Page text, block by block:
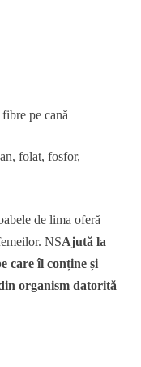
pe cană
folat, fosfor,
de lima oferă
NSAjută la
care îl conține și
organism datorită